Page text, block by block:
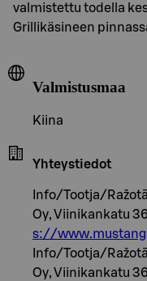
valmistettu todella
Grillikäsineen
Valmistusmaa
Kiina
Yhteystiedot
Info/Tootja/
Oy, Viinikankatu
s://
Info/Tootja/
Oy, Viinikankatu